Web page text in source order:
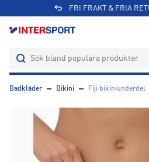
FRI FRAKT & FRIA
Badkläder Bikini Fiji bikiniunderdel